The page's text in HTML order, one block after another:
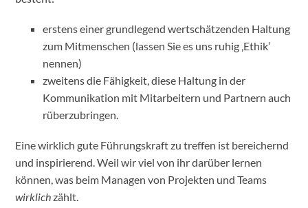
erstens einer grundlegend wertschätzenden Haltung
zum Mitmenschen (lassen Sie es uns ruhig ‚Ethik’
nennen)
zweitens die Fähigkeit, diese Haltung in der
Kommunikation mit Mitarbeitern und Partnern auch
rüberzubringen.
Eine wirklich gute Führungskraft zu treffen ist bereichernd
und inspirierend. Weil wir viel von ihr darüber lernen
können, was beim Managen von Projekten und Teams
wirklichzählt.